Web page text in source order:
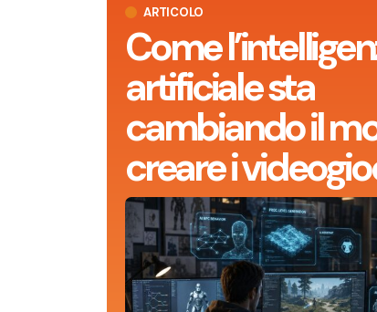
ARTICOLO
Come
artificiale sta
cambiando il
creare i